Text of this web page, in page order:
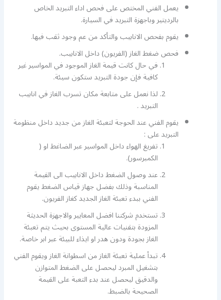
يعمل الفني المختص على فحص اداء التبريد الخاص
بالرديتير وباجهزة التبريد في السيارة.
يقوم بفحص الانابيب والتأكد من عم وجود ثقب فيها.
فحص ضغط الغاز (الفريون) داخل الانابيب.
في حال كانت قيمة الغاز الموجود في المواسير غير
كافية فإن جودة التبريد ستكون سيئة.
لذا نعمل على متابعة مكان تسرب الغاز في انابيب
التبريد .
يقوم الفني عند الحوجة لتعبئة الغاز من جديد داخل منظومة
التبريد على :
تفريغ الهواء داخل المواسير عبر الضاغط او (
الكمبرسور).
عند وصول الضغط داخل الانابيب الى القيمة
المناسبة وذلك بفضل جهاز قياس الضغط يقوم
الفني ببدء تعبئة الغاز الجديد كغاز الفريون.
تستخدم شركتنا افضل المعايير والاجهزة الحديثة
المزودة بتقنيات عالية المستوى بحيث يتم تعبئة
الغاز بجودة ودون هدر او ايذاء للبيئة عبر ابر خاصة.
تبدأ عملية تعبئة الغاز من اسطوانة الغاز ويقوم الفني
بتشغيل المبرد ليحصل على الضغط المتوازن
والدقيق ليحصل عند بدء التعبة على القيمة
الصحيحة بالضبط.